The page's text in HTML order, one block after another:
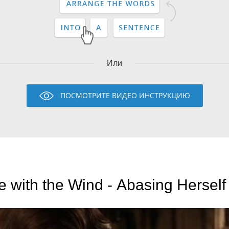
Или
ПОСМОТРИТЕ ВИДЕО ИНСТРУКЦИЮ
with the Wind - Abasing